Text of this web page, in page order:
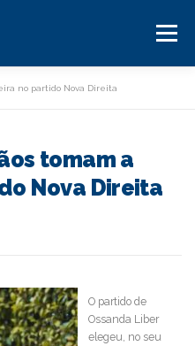
Menu
2025
no partido Nova Direita
tomam a
Nova Direita
O partido de
Ossanda Liber
elegeu, no seu